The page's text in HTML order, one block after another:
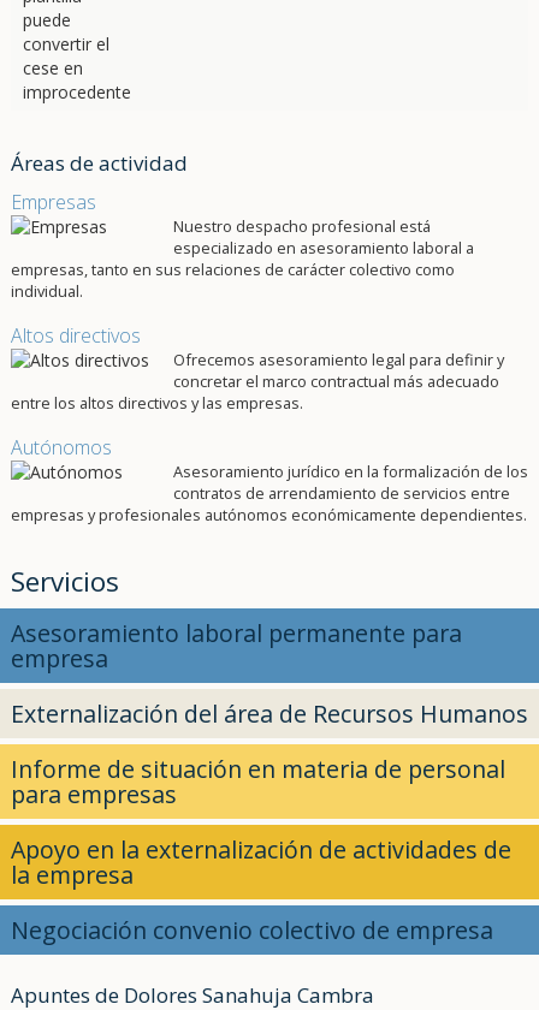
Áreas de actividad
Empresas
Nuestro despacho profesional está
especializado en asesoramiento laboral a
empresas, tanto en sus relaciones de carácter colectivo como
individual.
Altos directivos
Ofrecemos asesoramiento legal para definir y
concretar el marco contractual más adecuado
entre los altos directivos y las empresas.
Autónomos
Asesoramiento jurídico en la formalización de los
contratos de arrendamiento de servicios entre
empresas y profesionales autónomos económicamente dependientes.
Servicios
Asesoramiento laboral permanente para
empresa
Externalización del área de Recursos Humanos
Informe de situación en materia de personal
para empresas
Apoyo en la externalización de actividades de
la empresa
Negociación convenio colectivo de empresa
Apuntes de Dolores Sanahuja Cambra